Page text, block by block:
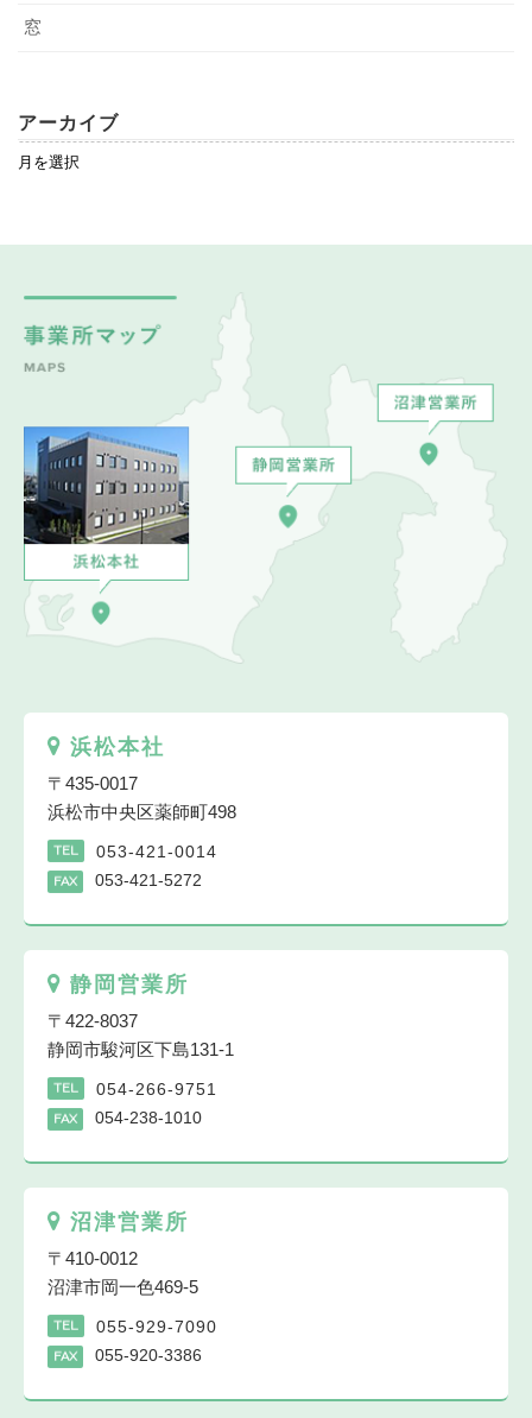
窓
アーカイブ
ア
ー
浜松本社
〒435-0017
浜松市中央区薬師町498
TEL 053-421-0014
FAX 053-421-5272
静岡営業所
〒422-8037
静岡市駿河区下島131-1
TEL 054-266-9751
FAX 054-238-1010
沼津営業所
〒410-0012
沼津市岡一色469-5
TEL 055-929-7090
FAX 055-920-3386